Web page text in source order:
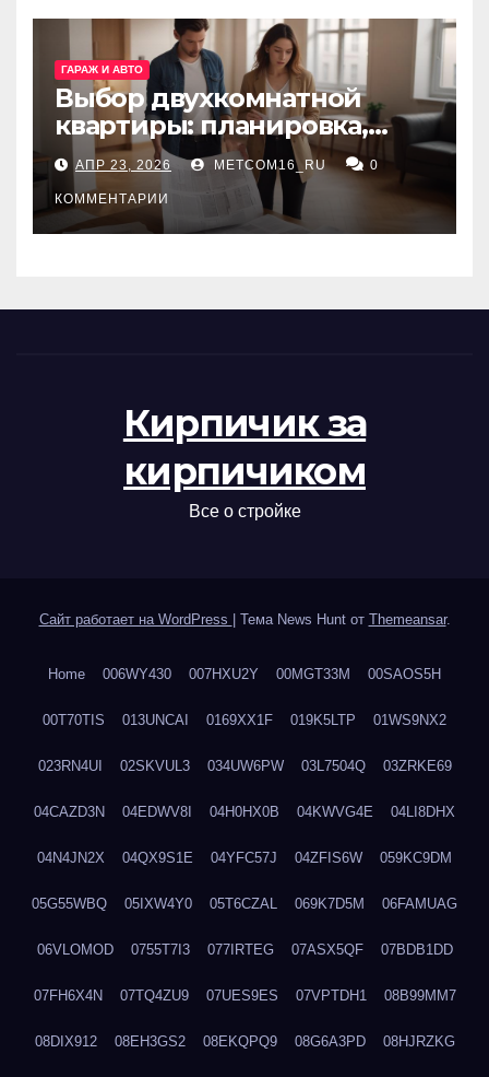
ГАРАЖ И АВТО
Выбор двухкомнатной
квартиры: планировка,
состояние жилья и
проверка документов
АПР 23, 2026 METCOM16_RU 0
КОММЕНТАРИИ
Кирпичик за
кирпичиком
Все о стройке
Сайт работает на WordPress Тема News Hunt от Themeansar.
Home 006WY430 007HXU2Y 00MGT33M 00SAOS5H
00T70TIS 013UNCAI 0169XX1F 019K5LTP 01WS9NX2
023RN4UI 02SKVUL3 034UW6PW 03L7504Q 03ZRKE69
04CAZD3N 04EDWV8I 04H0HX0B 04KWVG4E 04LI8DHX
04N4JN2X 04QX9S1E 04YFC57J 04ZFIS6W 059KC9DM
05G55WBQ 05IXW4Y0 05T6CZAL 069K7D5M 06FAMUAG
06VLOMOD 0755T7I3 077IRTEG 07ASX5QF 07BDB1DD
07FH6X4N 07TQ4ZU9 07UES9ES 07VPTDH1 08B99MM7
08DIX912 08EH3GS2 08EKQPQ9 08G6A3PD 08HJRZKG